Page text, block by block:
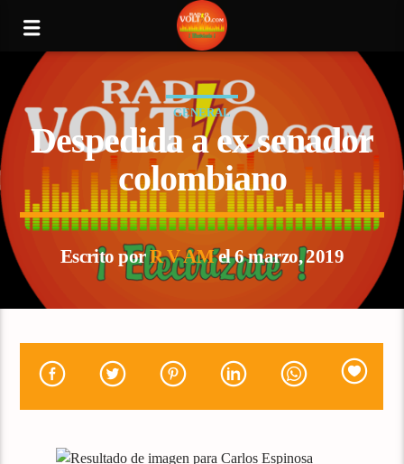
GENERAL
Despedida a ex senador
colombiano
Escrito porR V AMel 6 marzo, 2019